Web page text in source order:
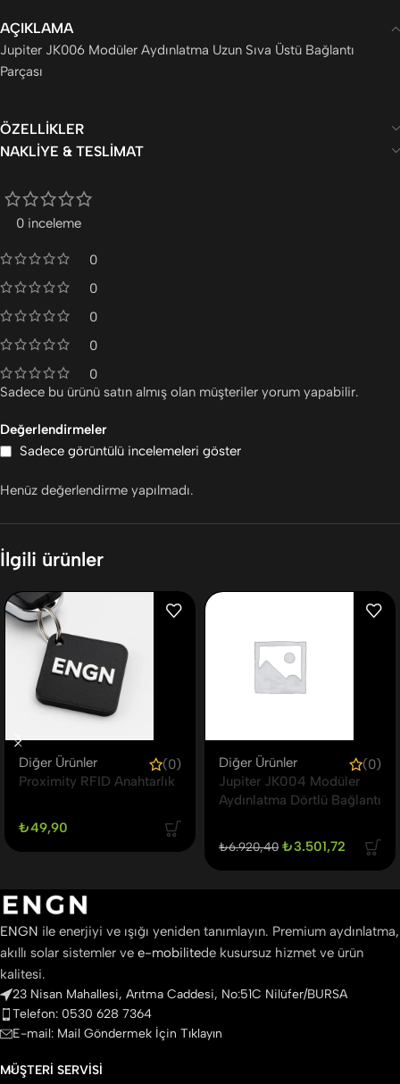
AÇIKLAMA
Jupiter JK006 Modüler Aydınlatma Uzun Sıva Üstü Bağlantı
Parçası
ÖZELLIKLER
NAKLIYE & TESLIMAT
0 inceleme
0
0
0
0
0
Değerlendirmeler
Sadece görüntülü incelemeleri göster
Henüz değerlendirme yapılmadı.
Sadece bu ürünü satın almış olan müşteriler yorum yapabilir.
İlgili ürünler
Diğer Ürünler
(0)
Proximity RFID Anahtarlık
₺49,90
Diğer Ürünler
(0)
Jupiter JK004 Modüler
Aydınlatma Dörtlü Bağlantı
₺6.920,40 ₺3.501,72
ENGN ile enerjiyi ve ışığı yeniden tanımlayın. Premium aydınlatma,
akıllı solar sistemler ve e-mobilitede kusursuz hizmet ve ürün
kalitesi.
23 Nisan Mahallesi, Arıtma Caddesi, No:51C Nilüfer/BURSA
Telefon: 0530 628 7364
E-mail: Mail Göndermek İçin Tıklayın
MÜŞTERI SERVISI